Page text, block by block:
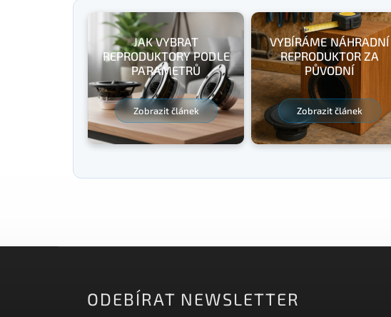
JAK VYBRAT
REPRODUKTORY PODLE
PARAMETRŮ
Zobrazit článek
VYBÍRÁME NÁHRADNÍ
REPRODUKTOR ZA
PŮVODNÍ
Zobrazit článek
ODEBÍRAT NEWSLETTER